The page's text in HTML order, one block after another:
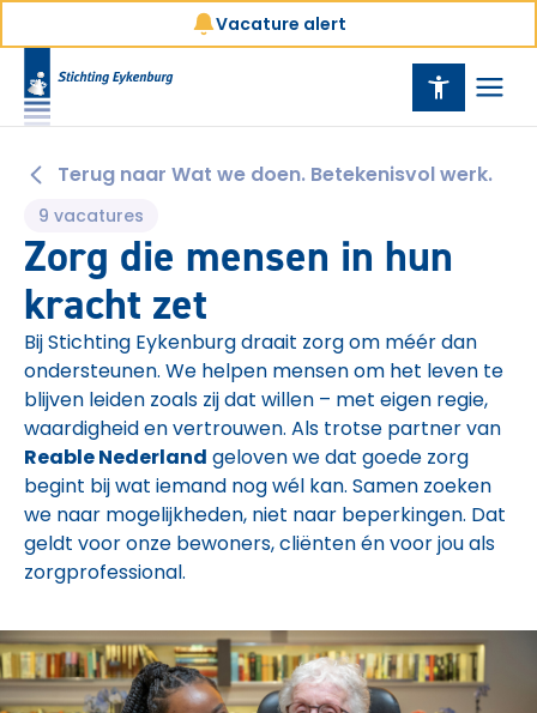
Vacature alert
Terug naar Wat we doen. Betekenisvol werk.
9 vacatures
Zorg die mensen in hun
kracht zet
Bij Stichting Eykenburg draait zorg om méér dan
ondersteunen. We helpen mensen om het leven te
blijven leiden zoals zij dat willen – met eigen regie,
waardigheid en vertrouwen. Als trotse partner van
Reable Nederland geloven we dat goede zorg
begint bij wat iemand nog wél kan. Samen zoeken
we naar mogelijkheden, niet naar beperkingen. Dat
geldt voor onze bewoners, cliënten én voor jou als
zorgprofessional.